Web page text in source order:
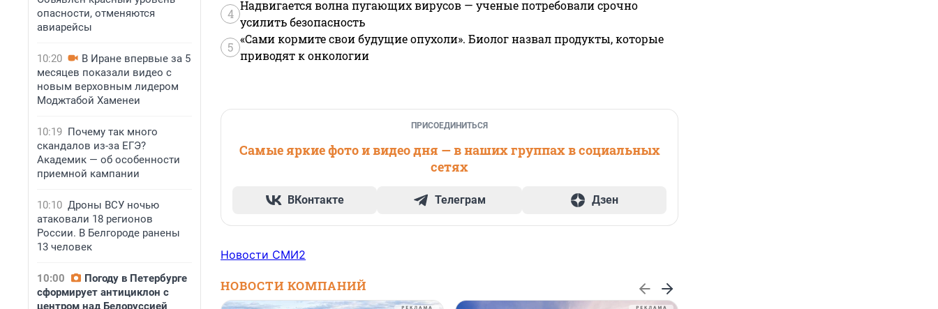
опасности, отменяются
авиарейсы
10:20
В Иране впервые за 5
месяцев показали видео с
новым верховным лидером
Моджтабой Хаменеи
10:19 Почему так много
скандалов из-за ЕГЭ?
Академик — об особенности
приемной кампании
10:10 Дроны ВСУ ночью
атаковали 18 регионов
России. В Белгороде ранены
13 человек
10:00
Погоду в Петербурге
сформирует антициклон с
центром над Белоруссией
4
Надвигается волна пугающих вирусов — ученые потребовали срочно
усилить безопасность
5
«Сами кормите свои будущие опухоли». Биолог назвал продукты, которые
приводят к онкологии
ПРИСОЕДИНИТЬСЯ
Самые яркие фото и видео дня — в наших группах в социальных
сетях
ВКонтакте Телеграм Дзен
Новости СМИ2
НОВОСТИ КОМПАНИЙ